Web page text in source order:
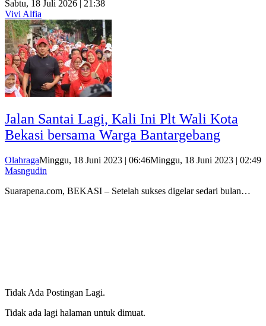
Sabtu, 18 Juli 2026 | 21:38
Vivi Alfia
Jalan Santai Lagi, Kali Ini Plt Wali Kota
Bekasi bersama Warga Bantargebang
OlahragaMinggu, 18 Juni 2023 | 06:46Minggu, 18 Juni 2023 | 02:49
Masngudin
Suarapena.com, BEKASI – Setelah sukses digelar sedari bulan…
Tidak Ada Postingan Lagi.
Tidak ada lagi halaman untuk dimuat.